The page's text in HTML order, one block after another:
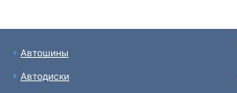
Автошины
Автодиски